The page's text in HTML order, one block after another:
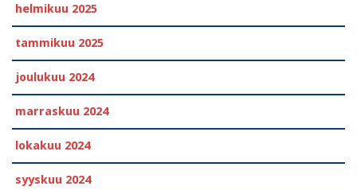
helmikuu 2025
tammikuu 2025
joulukuu 2024
marraskuu 2024
lokakuu 2024
syyskuu 2024